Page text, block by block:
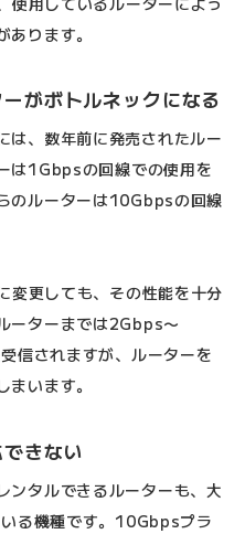
ります。
がボトルネックになる
は、数年前に発売されたルー
は1Gbpsの回線での使用を
のルーターは10Gbpsの回線
更しても、その性能を十分
ーターまでは2Gbps〜
信されますが、ルーターを
います。
きない
ンタルできるルーターも、大
る機種です。10Gbpsプラ